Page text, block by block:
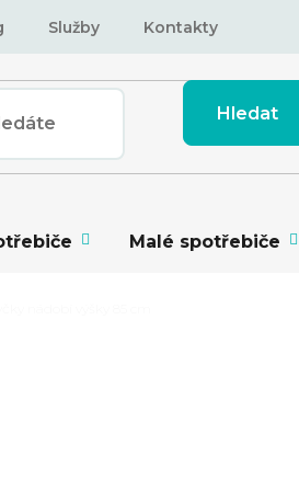
Služby Kontakty
Hledat
Malé spotřebiče